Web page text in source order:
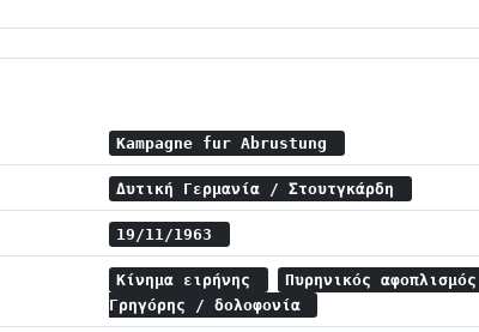
Kampagne fur Abrustung
Δυτική Γερμανία / Στουτγκάρδη
19/11/1963
Κίνημα ειρήνης Πυρηνικός αφοπλισμός
Γρηγόρης / δολοφονία